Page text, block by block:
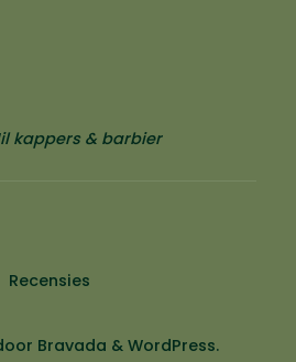
kappers & barbier
Recensies
Bravada & WordPress.